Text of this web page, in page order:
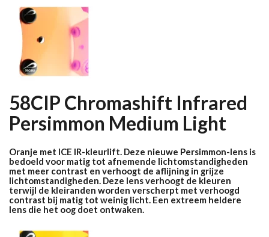
58CIP Chromashift Infrared
Persimmon Medium Light
Oranje met ICE IR-kleurlift. Deze nieuwe Persimmon-lens is
bedoeld voor matig tot afnemende lichtomstandigheden
met meer contrast en verhoogt de aflijning in grijze
lichtomstandigheden. Deze lens verhoogt de kleuren
terwijl de kleiranden worden verscherpt met verhoogd
contrast bij matig tot weinig licht. Een extreem heldere
lens die het oog doet ontwaken.